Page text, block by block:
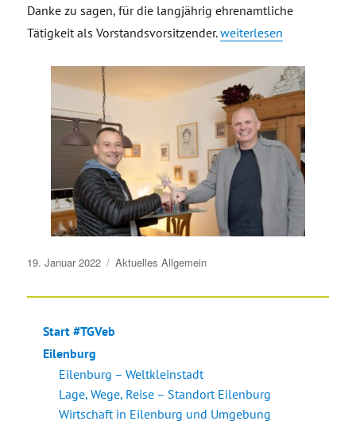
Danke zu sagen, für die langjährig ehrenamtliche
Tätigkeit als Vorstandsvorsitzender.„Ehrung –
weiterlesen
Veröffentlicht
19. Januar 2022 Aktuelles Allgemein
Start #TGVeb
Eilenburg
Eilenburg – Weltkleinstadt
Lage, Wege, Reise – Standort Eilenburg
Wirtschaft in Eilenburg und Umgebung